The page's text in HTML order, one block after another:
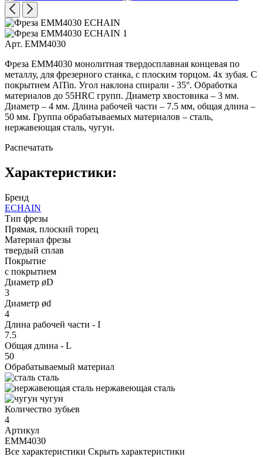
Арт. EMM4030
Фреза EMM4030 монолитная твердосплавная концевая по
металлу, для фрезерного станка, с плоским торцом. 4х зубая. С
покрытием AlTin. Угол наклона спирали - 35°. Обработка
материалов до 55HRC групп. Диаметр хвостовика – 3 мм.
Диаметр – 4 мм. Длина рабочей части – 7.5 мм, общая длина –
50 мм. Группа обрабатываемых материалов – сталь,
нержавеющая сталь, чугун.
Распечатать
Характеристики:
Бренд
ECHAIN
Тип фрезы
Прямая, плоский торец
Материал фрезы
твердый сплав
Покрытие
с покрытием
Диаметр øD
3
Диаметр ød
4
Длина рабочей части - I
7.5
Общая длина - L
50
Обрабатываемый материал
сталь
нержавеющая сталь
чугун
Количество зубьев
4
Артикул
EMM4030
Все характеристики Скрыть характеристики